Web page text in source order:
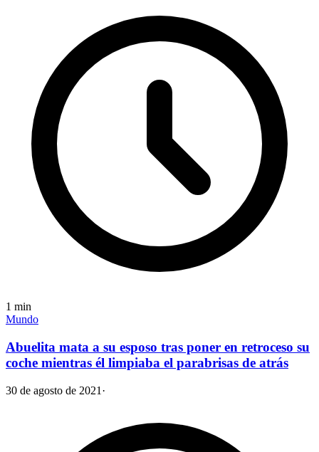
1 min
Mundo
Abuelita mata a su esposo tras poner en retroceso su
coche mientras él limpiaba el parabrisas de atrás
30 de agosto de 2021 ·